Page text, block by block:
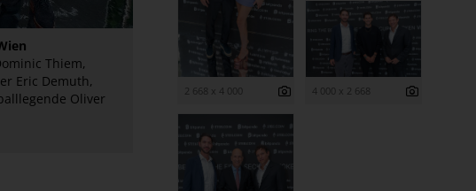
Thiem,
Eric Demuth,
Oliver
2 668 x 4 000 4 000 x 2 668